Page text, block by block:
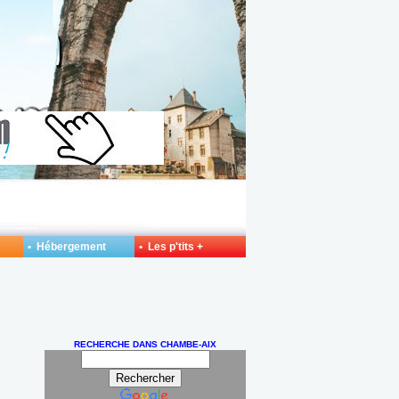
RECHERCHE DANS CHAMBE-AIX
• Hébergement • Les p'tits +